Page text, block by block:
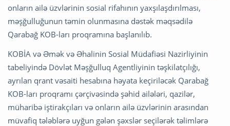
onların ailə üzvlərinin sosial rifahının yaxşılaşdırılması,
məşğulluğunun təmin olunmasına dəstək məqsədilə
Qarabağ KOB-ları proqramına başlanılıb.
KOBİA və Əmək və Əhalinin Sosial Müdafiəsi Nazirliyinin
tabeliyində Dövlət Məşğulluq Agentliyinin təşkilatçılığı,
ayrılan qrant vəsaiti hesabına həyata keçiriləcək Qarabağ
KOB-ları proqramı çərçivəsində şəhid ailələri, qazilər,
müharibə iştirakçıları və onların ailə üzvlərinin arasından
müvafiq tələblərə uyğun gələn şəxslər seçilərək təlimlərə